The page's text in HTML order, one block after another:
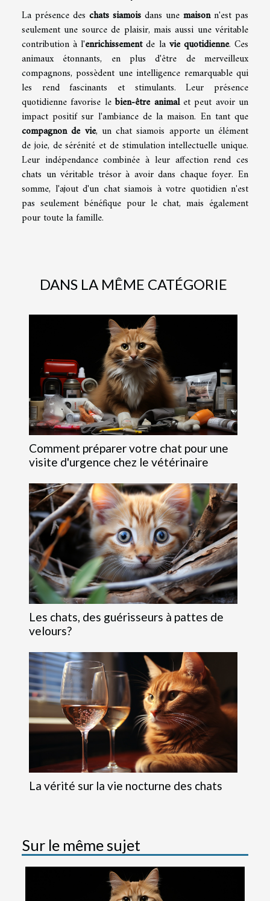
La présence des chats siamois dans une maisonn'est pas
seulement une source de plaisir, mais aussi une véritable
contribution à l'enrichissementde la vie quotidienne. Ces
animaux étonnants, en plus d'être de merveilleux
compagnons, possèdent une intelligence remarquable qui
les rend fascinants et stimulants. Leur présence
quotidienne favorise lebien-être animalet peut avoir un
impact positif sur l'ambiance de la maison. En tant que
compagnon de vie, un chat siamois apporte un élément
de joie, de sérénité et de stimulation intellectuelle unique.
Leur indépendance combinée à leur affection rend ces
chats un véritable trésor à avoir dans chaque foyer. En
somme, l'ajout d'un chat siamois à votre quotidien n'est
pas seulement bénéfique pour le chat, mais également
pour toute la famille.
DANS LA MÊME CATÉGORIE
Comment préparer votre chat pour une
visite d'urgence chez le vétérinaire
Les chats, des guérisseurs à pattes de
velours?
La vérité sur la vie nocturne des chats
Sur le même sujet